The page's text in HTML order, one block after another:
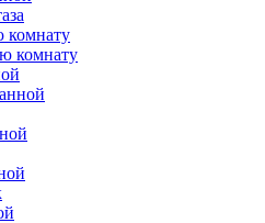
комнату
комнату